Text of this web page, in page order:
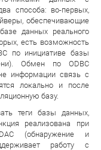
способа: во-первых,
обеспечивающие
данных реального
есть возможность
по инициативе базы
Обмен по ODBC
информации связь с
локально и после
базу.
теги базы данных,
реализована при
(обнаружение и
работу с